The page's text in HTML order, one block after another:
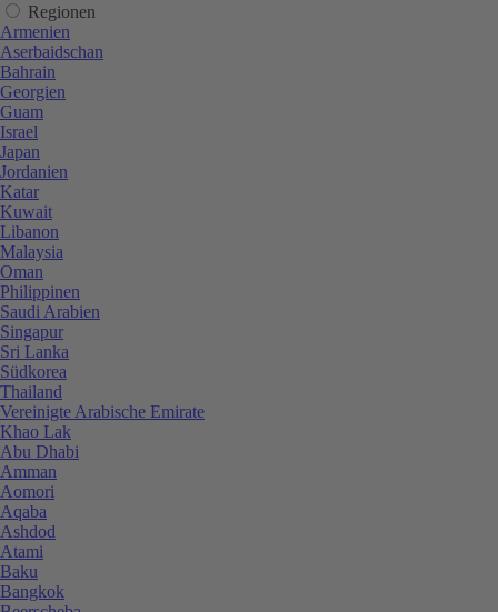
Regionen
Armenien
Aserbaidschan
Bahrain
Georgien
Guam
Israel
Japan
Jordanien
Katar
Kuwait
Libanon
Malaysia
Oman
Philippinen
Saudi Arabien
Singapur
Sri Lanka
Südkorea
Thailand
Vereinigte Arabische Emirate
Khao Lak
Abu Dhabi
Amman
Aomori
Aqaba
Ashdod
Atami
Baku
Bangkok